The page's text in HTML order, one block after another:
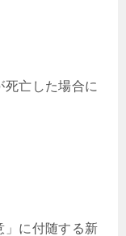
死亡した場合に
」に付随する新